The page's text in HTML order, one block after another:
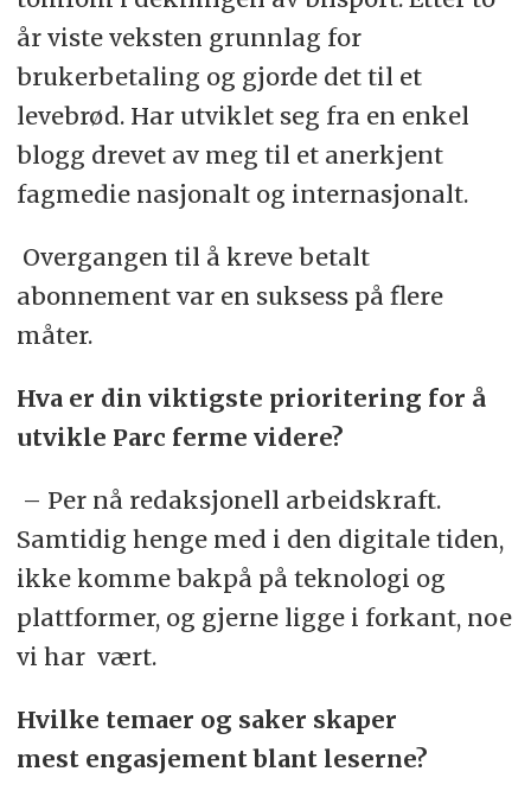
år viste veksten grunnlag for
brukerbetaling og gjorde det til et
levebrød. Har utviklet seg fra en enkel
blogg drevet av meg til et anerkjent
fagmedie nasjonalt og internasjonalt.
Overgangen til å kreve betalt
abonnement var en suksess på flere
måter.
Hva er din viktigste prioritering for å
utvikle Parc ferme videre?
– Per nå redaksjonell arbeidskraft.
Samtidig henge med i den digitale tiden,
ikke komme bakpå på teknologi og
plattformer, og gjerne ligge i forkant, noe
vi har vært.
Hvilke temaer og saker skaper
mest engasjement blant leserne?